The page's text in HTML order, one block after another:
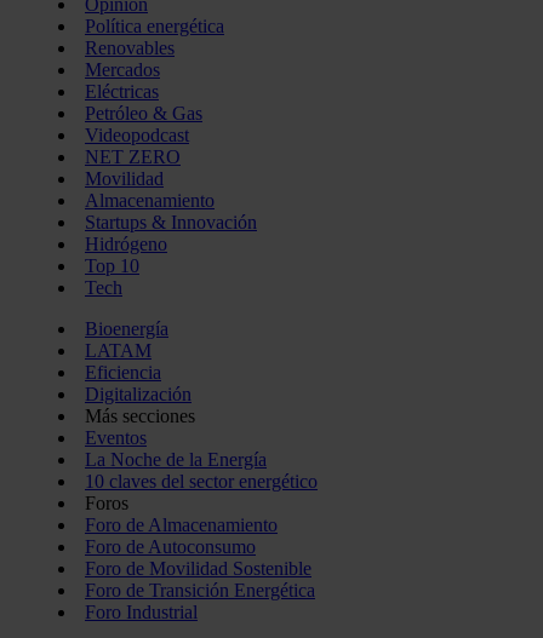
Opinión
Política energética
Renovables
Mercados
Eléctricas
Petróleo & Gas
Videopodcast
NET ZERO
Movilidad
Almacenamiento
Startups & Innovación
Hidrógeno
Top 10
Tech
Bioenergía
LATAM
Eficiencia
Digitalización
Más secciones
Eventos
La Noche de la Energía
10 claves del sector energético
Foros
Foro de Almacenamiento
Foro de Autoconsumo
Foro de Movilidad Sostenible
Foro de Transición Energética
Foro Industrial